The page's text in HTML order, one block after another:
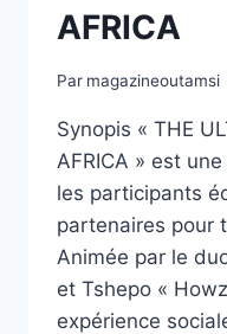
AFRICA
Par magazineoutamsi
Synopis « THE
AFRICA » est
les participants
partenaires pour
Animée par le
et Tshepo «
expérience